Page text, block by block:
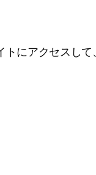
にアクセスし